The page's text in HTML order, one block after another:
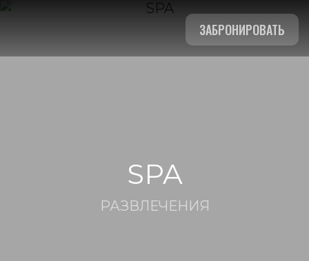
ЗАБРОНИРОВАТЬ
SPA
РАЗВЛЕЧЕНИЯ